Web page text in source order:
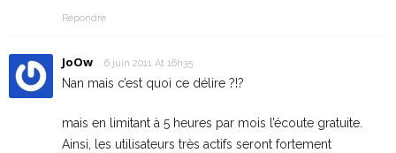
Répondre
JoOw 6 juin 2011 At 16h35
Nan mais c’est quoi ce délire ?!?
mais en limitant à 5 heures par mois l’écoute gratuite.
Ainsi, les utilisateurs très actifs seront fortement